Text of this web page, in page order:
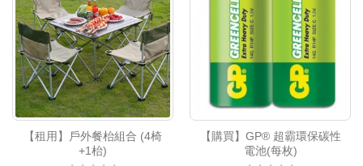
【租用】戶外餐枱組合 (4椅
+1枱)
【購買】GP® 超霸環保碳性
電池(每枚)